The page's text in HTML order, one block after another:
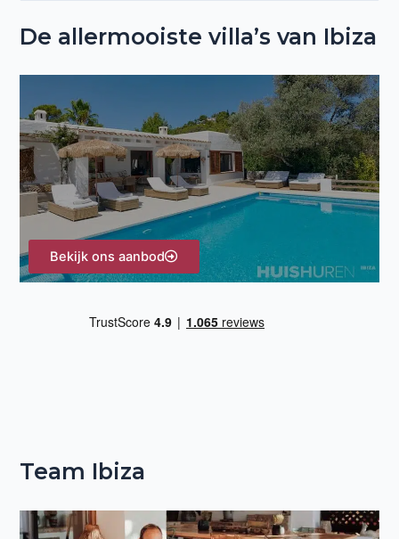
e
a
r
:
De allermooiste villa’s van Ibiza
Bekijk ons aanbod
Team Ibiza